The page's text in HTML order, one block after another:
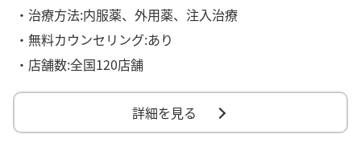
・治療方法:内服薬、外用薬、注入治療
・無料カウンセリング:あり
・店舗数:全国120店舗
詳細を見る